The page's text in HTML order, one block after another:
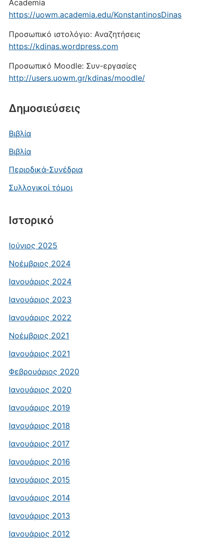
Academia
https://uowm.academia.edu/KonstantinosDinas
Προσωπικό ιστολόγιο: Αναζητήσεις
https://kdinas.wordpress.com
Προσωπικό Moodle: Συν-εργασίες
http://users.uowm.gr/kdinas/moodle/
Δημοσιεύσεις
Βιβλία
Βιβλία
Περιοδικά-Συνέδρια
Συλλογικοί τόμοι
Ιστορικό
Ιούνιος 2025
Νοέμβριος 2024
Ιανουάριος 2024
Ιανουάριος 2023
Ιανουάριος 2022
Νοέμβριος 2021
Ιανουάριος 2021
Φεβρουάριος 2020
Ιανουάριος 2020
Ιανουάριος 2019
Ιανουάριος 2018
Ιανουάριος 2017
Ιανουάριος 2016
Ιανουάριος 2015
Ιανουάριος 2014
Ιανουάριος 2013
Ιανουάριος 2012